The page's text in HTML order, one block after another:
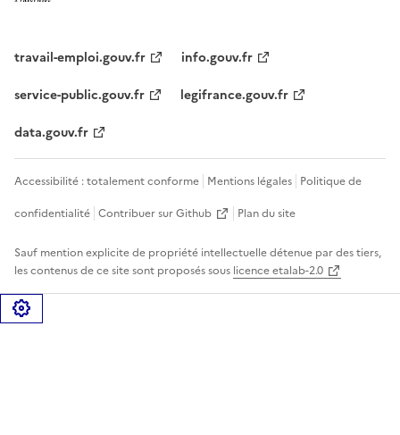
travail-emploi.gouv.fr
info.gouv.fr
service-public.gouv.fr
legifrance.gouv.fr
data.gouv.fr
Accessibilité : totalement conforme Mentions légales Politique de
confidentialité Contribuer sur Github Plan du site
Sauf mention explicite de propriété intellectuelle détenue par des tiers,
les contenus de ce site sont proposés sous licence etalab-2.0
Gérer les cookies